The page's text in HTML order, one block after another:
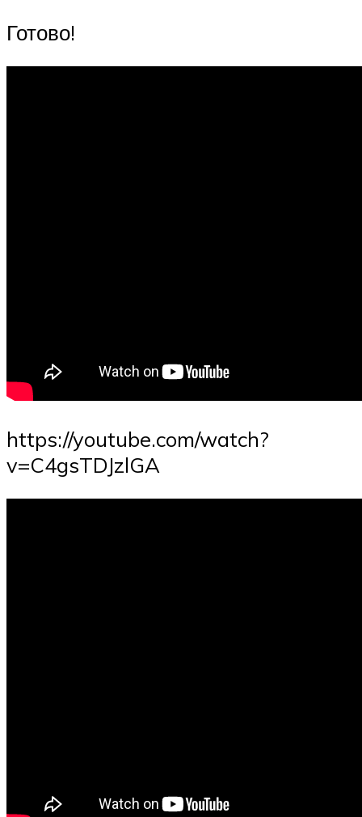
Готово!
https://youtube.com/watch?
v=C4gsTDJzlGA